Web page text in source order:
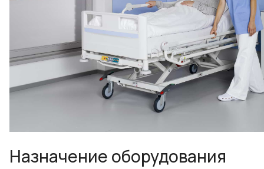
Назначение оборудования